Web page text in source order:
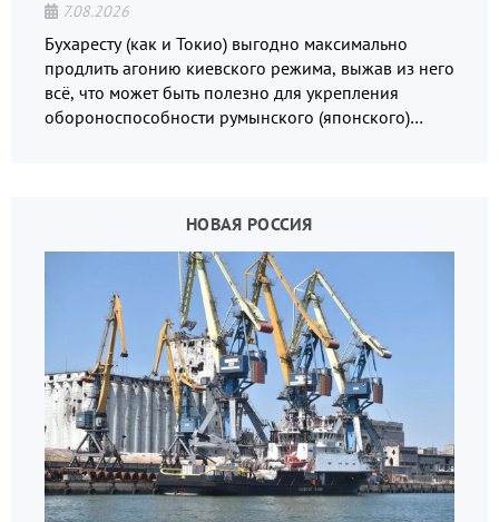
7.08.2026
Бухаресту (как и Токио) выгодно максимально
продлить агонию киевского режима, выжав из него
всё, что может быть полезно для укрепления
обороноспособности румынского (японского)
НОВАЯ РОССИЯ